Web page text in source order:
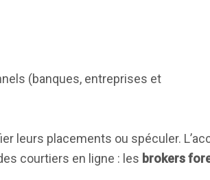
(banques, entreprises et
leurs placements ou spéculer.
courtiers en ligne : les brokers